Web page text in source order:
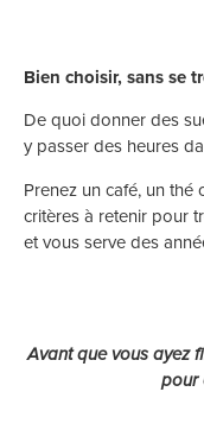
Bien choisir, sans se
De quoi donner des
y passer des heures
Prenez un café, un
critères à retenir pour
et vous serve des
Avant que vous ayez
pour